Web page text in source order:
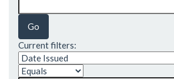
Current filters: